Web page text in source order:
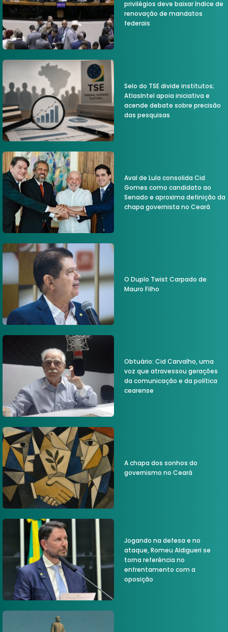
privilégios deve baixar índice de
renovação de mandatos
federais
Selo do TSE divide institutos;
AtlasIntel apoia iniciativa e
acende debate sobre precisão
das pesquisas
Aval de Lula consolida Cid
Gomes como candidato ao
Senado e aproxima definição da
chapa governista no Ceará
O Duplo Twist Carpado de
Mauro Filho
Obtuário: Cid Carvalho, uma
voz que atravessou gerações
da comunicação e da política
cearense
A chapa dos sonhos do
governismo no Ceará
Jogando na defesa e no
ataque, Romeu Aldigueri se
torna referência no
enfrentamento com a
oposição